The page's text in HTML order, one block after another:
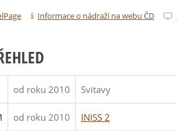
Informace o nádraží na webu ČD
od roku 2010 Svitavy
od roku 2010 INISS 2